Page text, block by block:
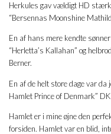
Herkules gav vældigt HD
“Bersennas Moonshine
En af hans mere kendte
“Herletta’s Kallahan” og
Berner.
En af de helt store dage var
Hamlet Prince of Denmark”
Hamlet er i mine øjne den
forsiden. Hamlet var en blid,